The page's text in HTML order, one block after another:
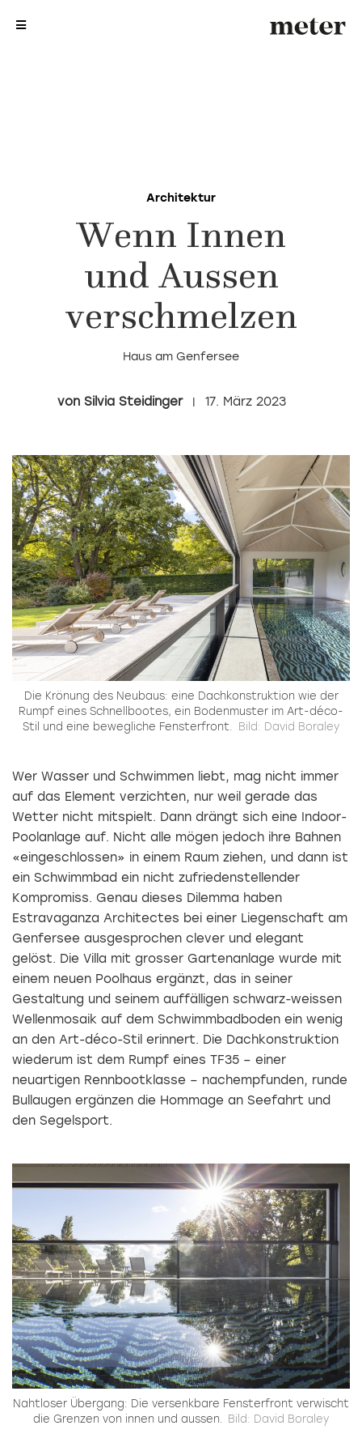
Architektur
Wenn Innen
und Aussen
verschmelzen
Haus am Genfersee
Silvia Steidinger 17. März 2023
Die Krönung des Neubaus: eine Dachkonstruktion wie der
Rumpf eines Schnellbootes, ein Bodenmuster im Art-déco-
Stil und eine bewegliche Fensterfront.
Bild: David Boraley
Wer Wasser und Schwimmen liebt, mag nicht immer
auf das Element verzichten, nur weil gerade das
Wetter nicht mitspielt. Dann drängt sich eine Indoor-
Poolanlage auf. Nicht alle mögen jedoch ihre Bahnen
«eingeschlossen» in einem Raum ziehen, und dann ist
ein Schwimmbad ein nicht zufriedenstellender
Kompromiss. Genau dieses Dilemma haben
Estravaganza Architectes bei einer Liegenschaft am
Genfersee ausgesprochen clever und elegant
gelöst. Die Villa mit grosser Gartenanlage wurde mit
einem neuen Poolhaus ergänzt, das in seiner
Gestaltung und seinem auffälligen schwarz-weissen
Wellenmosaik auf dem Schwimmbadboden ein wenig
an den Art-déco-Stil erinnert. Die Dachkonstruktion
wiederum ist dem Rumpf eines TF35 – einer
neuartigen Rennbootklasse – nachempfunden, runde
Bullaugen ergänzen die Hommage an Seefahrt und
den Segelsport.
Nahtloser Übergang: Die versenkbare Fensterfront verwischt
die Grenzen von innen und aussen. Bild: David Boraley